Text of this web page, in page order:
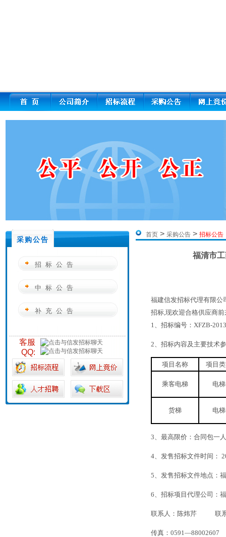
采购公告
招标公告
中标公告
补充公告
客服
QQ:
首页 > 采购公告 > 招标公告
福清市
福建信发招标代理有限公
招标,现欢迎合格供应商
1、招标编号： XFZB-
2、招标内容及主要技术
项目名称 项目
乘客电梯 电梯
货梯 电梯
3、最高限价：合同包一
4、发售招标文件时间：
5、发售招标文件地点：
6、招标项目代理公司：
联系人：陈炜芹 联
传真： 0591—88002607